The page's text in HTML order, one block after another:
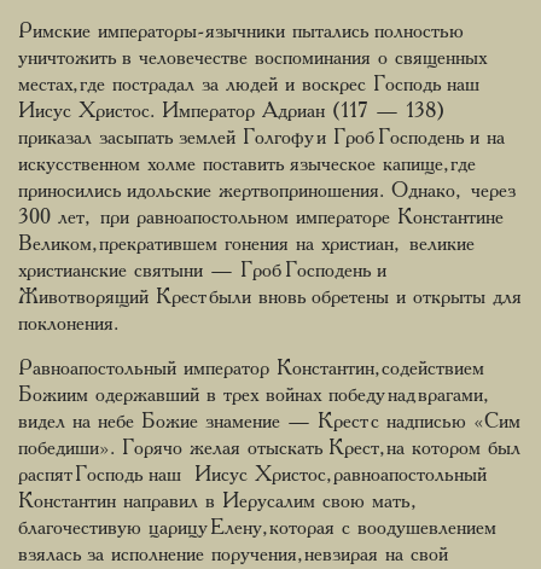
Римские императоры-язычники пытались полностью
уничтожить в человечестве воспоминания о священных
местах, где пострадал за людей и воскрес Господь наш
Иисус Христос. Император Адриан (117 — 138)
приказал засыпать землей Голгофу и Гроб Господень и на
искусственном холме поставить языческое капище, где
приносились идольские жертвоприношения. Однако, через
300 лет, при равноапостольном императоре Константине
Великом, прекратившем гонения на христиан, великие
христианские святыни — Гроб Господень и
Животворящий Крест были вновь обретены и открыты для
поклонения.
Равноапостольный император Константин, содействием
Божиим одержавший в трех войнах победу над врагами,
видел на небе Божие знамение — Крест с надписью «Сим
победиши». Горячо желая отыскать Крест, на котором был
распят Господь наш Иисус Христос, равноапостольный
Константин направил в Иерусалим свою мать,
благочестивую царицу Елену, которая с воодушевлением
взялась за исполнение поручения, невзирая на свой